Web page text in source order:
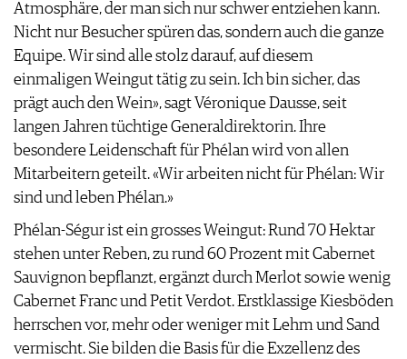
Atmosphäre, der man sich nur schwer entziehen kann.
Nicht nur Besucher spüren das, sondern auch die ganze
Equipe. Wir sind alle stolz darauf, auf diesem
einmaligen Weingut tätig zu sein. Ich bin sicher, das
prägt auch den Wein», sagt Véronique Dausse, seit
langen Jahren tüchtige General­direktorin. Ihre
besondere Leidenschaft für Phélan wird von allen
Mitarbeitern geteilt. «Wir arbeiten nicht für Phélan: Wir
sind und leben Phélan.»
Phélan-Ségur ist ein grosses Weingut: Rund 70 Hek­tar
stehen unter Reben, zu rund 60 Prozent mit Cabernet
Sauvignon bepflanzt, ergänzt durch Merlot sowie wenig
Cabernet Franc und Petit Verdot. Erstklassige Kiesböden
herrschen vor, mehr oder weniger mit Lehm und Sand
vermischt. Sie bilden die Basis für die Exzellenz des